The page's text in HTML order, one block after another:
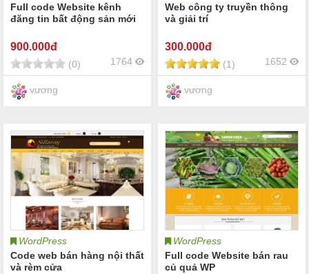
Full code Website kênh
đăng tin bất động sản mới
900.000đ
(0) 1764
vương
Web công ty truyền thông
và giải trí
300.000đ
(1) 1652
vương
WordPress
Code web bán hàng nội thất
và rèm cửa
WordPress
Full code Website bán rau
củ quả WP